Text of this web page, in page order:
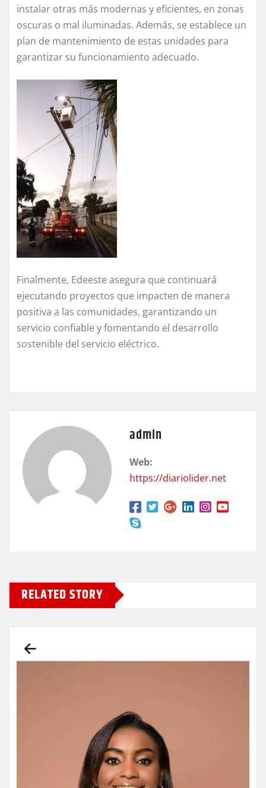
instalar otras más modernas y eficientes, en zonas
oscuras o mal iluminadas. Además, se establece un
plan de mantenimiento de estas unidades para
garantizar su funcionamiento adecuado.
Finalmente, Edeeste asegura que continuará
ejecutando proyectos que impacten de manera
positiva a las comunidades, garantizando un
servicio confiable y fomentando el desarrollo
sostenible del servicio eléctrico.
admin
Web:
https://diariolider.net
RELATED STORY